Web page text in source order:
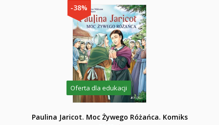
-38%
Oferta dla edukacji
Paulina Jaricot. Moc Żywego Różańca. Komiks